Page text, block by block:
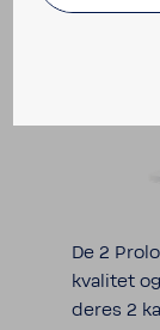
De 2
kvalitet
deres 2